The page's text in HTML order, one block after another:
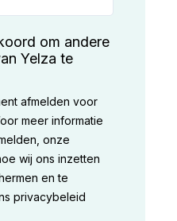
om andere
Yelza te
afmelden voor
meer informatie
onze
wij ons inzetten
en te
privacybeleid